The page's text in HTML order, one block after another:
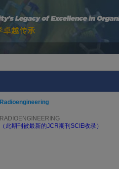
Radioengineering
RADIOENGINEERING
（此期刊被最新的JCR期刊SCIE收录）